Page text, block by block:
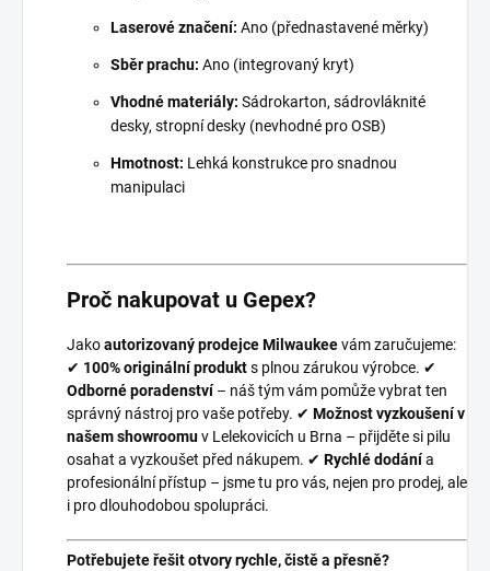
Laserové značení: Ano (přednastavené měrky)
Sběr prachu: Ano (integrovaný kryt)
Vhodné materiály: Sádrokarton, sádrovláknité
desky, stropní desky (nevhodné pro OSB)
Hmotnost: Lehká konstrukce pro snadnou
manipulaci
Proč nakupovat u Gepex?
Jakoautorizovaný prodejce Milwaukeevám zaručujeme:
✔ 100% originální produkts plnou zárukou výrobce. ✔
Odborné poradenství– náš tým vám pomůže vybrat ten
správný nástroj pro vaše potřeby. ✔ Možnost vyzkoušení v
našem showroomuv Lelekovicích u Brna – přijděte si pilu
osahat a vyzkoušet před nákupem. ✔ Rychlé dodánía
profesionální přístup – jsme tu pro vás, nejen pro prodej, ale
i pro dlouhodobou spolupráci.
Potřebujete řešit otvory rychle, čistě a přesně?